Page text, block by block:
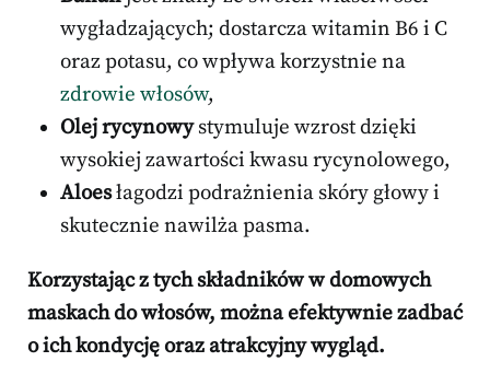
wygładzających; dostarcza witamin B6 i C
oraz potasu, co wpływa korzystnie na
zdrowie włosów,
Olej rycynowystymuluje wzrost dzięki
wysokiej zawartości kwasu rycynolowego,
Aloesłagodzi podrażnienia skóry głowy i
skutecznie nawilża pasma.
Korzystając z tych składników w domowych
maskach do włosów, można efektywnie zadbać
o ich kondycję oraz atrakcyjny wygląd.